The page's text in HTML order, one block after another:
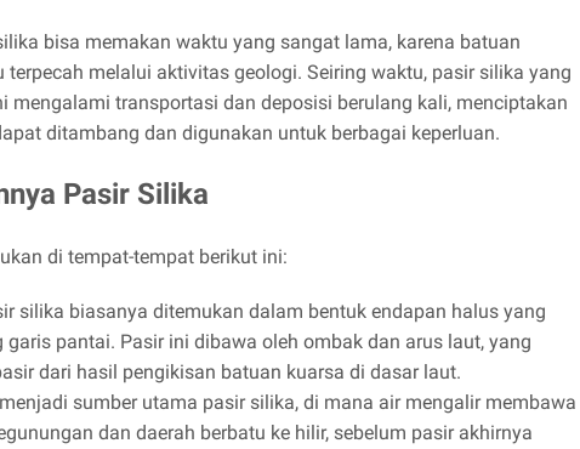
bisa memakan waktu yang sangat lama, karena batuan
terpecah melalui aktivitas geologi. Seiring waktu, pasir silika yang
mengalami transportasi dan deposisi berulang kali, menciptakan
ditambang dan digunakan untuk berbagai keperluan.
Pasir Silika
di tempat-tempat berikut ini:
silika biasanya ditemukan dalam bentuk endapan halus yang
garis pantai. Pasir ini dibawa oleh ombak dan arus laut, yang
dari hasil pengikisan batuan kuarsa di dasar laut.
sumber utama pasir silika, di mana air mengalir membawa
dan daerah berbatu ke hilir, sebelum pasir akhirnya